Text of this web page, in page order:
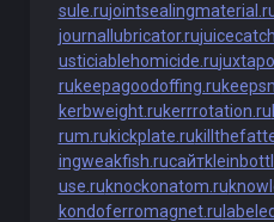
sule.ru
journallubricator.ru
usticiablehomicide.ru
rukeepagoodoffing.ru
kerbweight.rukerrrotation.ru
rum.rukickplate.ru
ingweakfish.ruсайт
use.ruknockonatom.ru
kondoferromagnet.ru